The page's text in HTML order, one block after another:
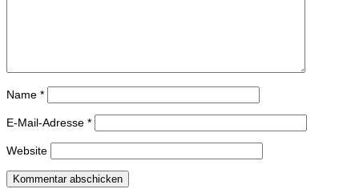
Name *
E-Mail-Adresse *
Website